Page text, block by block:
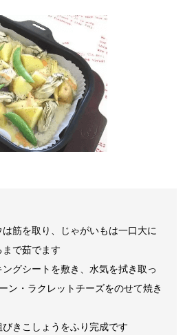
筋を取り、じゃがいもは一口大に
で茹でます
グシートを敷き、水気を拭き取っ
ン・ラクレットチーズをのせて焼き
きこしょうをふり完成です